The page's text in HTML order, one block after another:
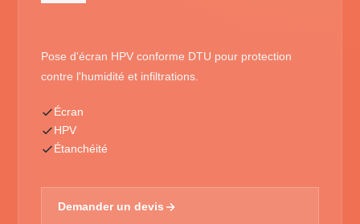
Pose d'écran HPV conforme DTU pour protection
contre l'humidité et infiltrations.
Écran
HPV
Étanchéité
Demander un devis